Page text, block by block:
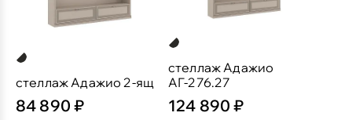
стеллаж Адажио 2-ящ
84 890 ₽
стеллаж Адажио
АГ-276.27
124 890 ₽